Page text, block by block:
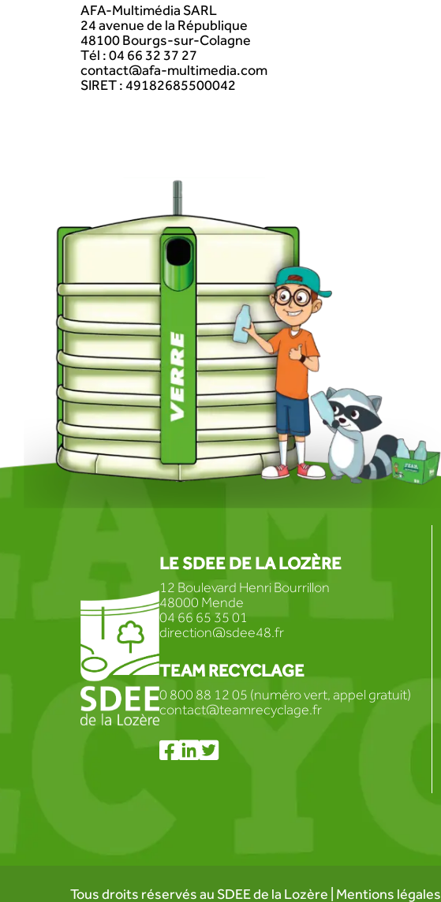
AFA-Multimédia SARL
24 avenue de la République
48100 Bourgs-sur-Colagne
Tél : 04 66 32 37 27
contact@afa-multimedia.com
SIRET : 49182685500042
LE SDEE DE LA LOZÈRE
12 Boulevard Henri Bourrillon
48000 Mende
04 66 65 35 01
direction@sdee48.fr
TEAM RECYCLAGE
0 800 88 12 05 (numéro vert, appel gratuit)
contact@teamrecyclage.fr
Tous droits réservés au SDEE de la Lozère | Mentions légales